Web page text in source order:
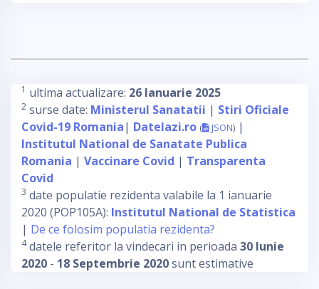
1 ultima actualizare: 26 Ianuarie 2025
2 surse date: Ministerul Sanatatii | Stiri Oficiale
Covid-19 Romania| Datelazi.ro ( JSON) |
Institutul National de Sanatate Publica
Romania | Vaccinare Covid | Transparenta
Covid
3 date populatie rezidenta valabile la 1 ianuarie
2020 (POP105A): Institutul National de Statistica
| De ce folosim populatia rezidenta?
4datele referitor la vindecari in perioada 30 Iunie
2020 - 18 Septembrie 2020sunt estimative